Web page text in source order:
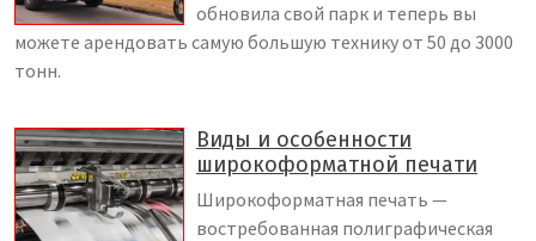
обновила свой парк и теперь вы
можете арендовать самую большую технику от 50 до 3000
тонн.
Виды и особенности
широкоформатной печати
Широкоформатная печать —
востребованная полиграфическая